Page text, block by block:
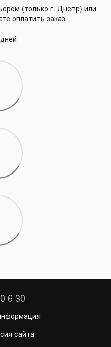
(только г. Днепр) или
оплатить заказ
6 30
сайта